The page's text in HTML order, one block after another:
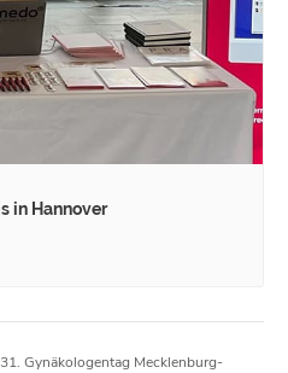
in Hannover
31. Gynäkologentag Mecklenburg-